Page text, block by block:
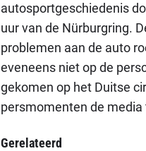
autosportgeschiedenis
uur van de Nürburgring.
problemen aan de auto
eveneens niet op de
gekomen op het Duitse
persmomenten de
Gerelateerd